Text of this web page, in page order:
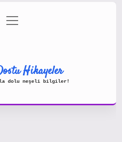
Politikası
menüyü
aç
Hikayeler
dolu neşeli bilgiler!